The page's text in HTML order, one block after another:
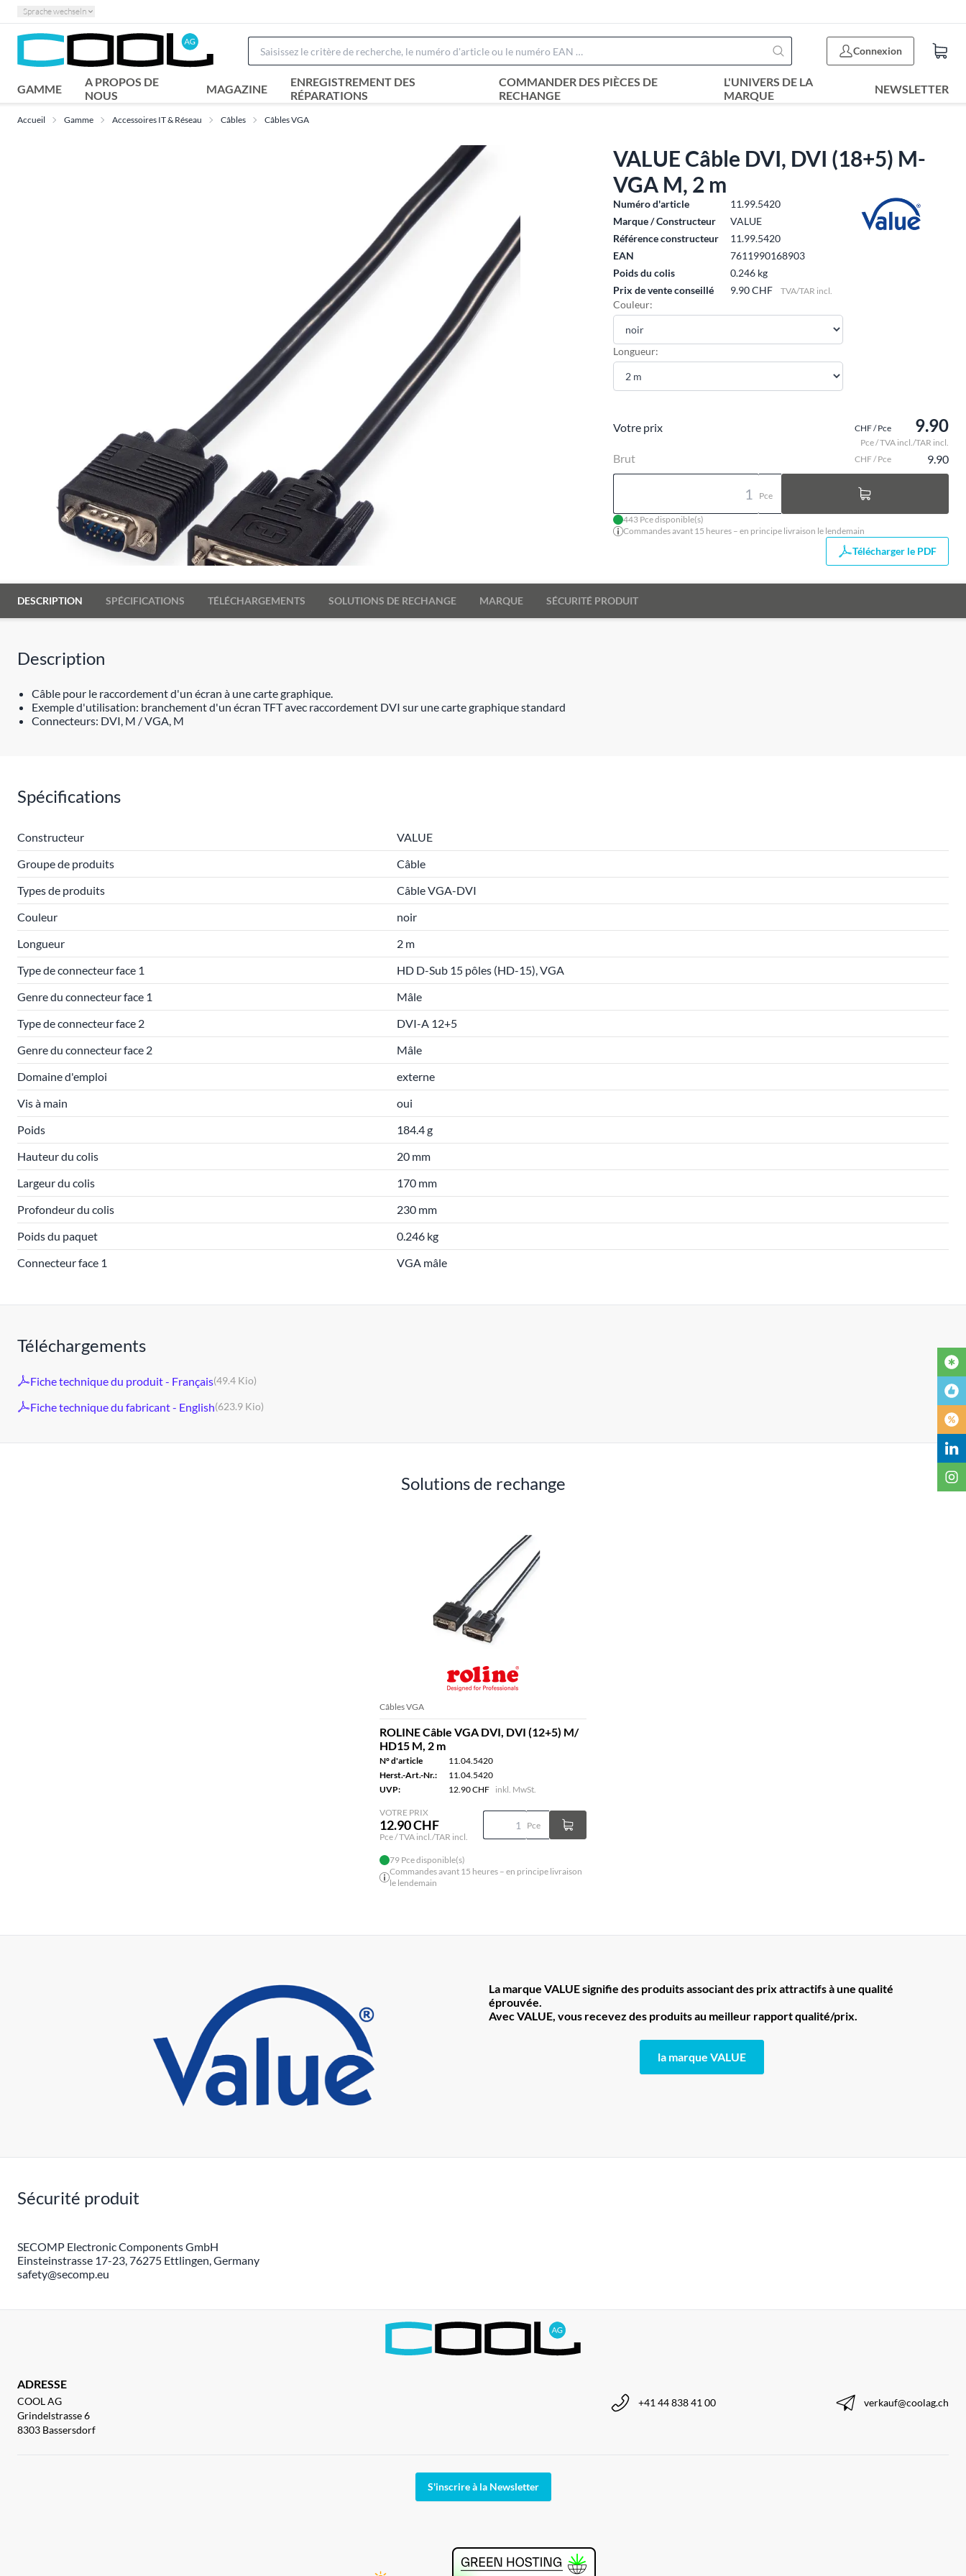
Sprache wechseln
Connexion
GAMME
A PROPOS DE
NOUS
MAGAZINE
ENREGISTREMENT DES
RÉPARATIONS
COMMANDER DES PIÈCES DE
RECHANGE
L'UNIVERS DE LA
MARQUE
NEWSLETTER
Accueil Gamme Accessoires IT & Réseau Câbles Câbles VGA
VALUE Câble DVI, DVI (18+5) M-
VGA M, 2 m
Numéro d'article
11.99.5420
Marque / Constructeur
VALUE
Référence constructeur
11.99.5420
EAN
7611990168903
Poids du colis
0.246 kg
Prix de vente conseillé
9.90 CHF TVA/TAR incl.
Couleur:
Longueur:
Votre prix CHF / Pce 9.90
Pce / TVA incl./TAR incl.
Brut CHF / Pce 9.90
Pce
443 Pce disponible(s)
Commandes avant 15 heures – en principe livraison le lendemain
Télécharger le PDF
DESCRIPTION SPÉCIFICATIONS TÉLÉCHARGEMENTS SOLUTIONS DE RECHANGE MARQUE SÉCURITÉ PRODUIT
Description
Câble pour le raccordement d'un écran à une carte graphique.
Exemple d'utilisation: branchement d'un écran TFT avec raccordement DVI sur une carte graphique standard
Connecteurs: DVI, M / VGA, M
Spécifications
Constructeur
VALUE
Groupe de produits
Câble
Types de produits
Câble VGA-DVI
Couleur
noir
Longueur
2 m
Type de connecteur face 1
HD D-Sub 15 pôles (HD-15), VGA
Genre du connecteur face 1
Mâle
Type de connecteur face 2
DVI-A 12+5
Genre du connecteur face 2
Mâle
Domaine d'emploi
externe
Vis à main
oui
Poids
184.4 g
Hauteur du colis
20 mm
Largeur du colis
170 mm
Profondeur du colis
230 mm
Poids du paquet
0.246 kg
Connecteur face 1
VGA mâle
Téléchargements
Fiche technique du produit - Français(49.4 Kio)
Fiche technique du fabricant - English(623.9 Kio)
Solutions de rechange
Câbles VGA
ROLINE Câble VGA DVI, DVI (12+5) M/
HD15 M, 2 m
N° d'article
11.04.5420
Herst.-Art.-Nr.:
11.04.5420
UVP:
12.90 CHF inkl. MwSt.
VOTRE PRIX
12.90 CHF
Pce / TVA incl./TAR incl.
Pce
79 Pce disponible(s)
Commandes avant 15 heures – en principe livraison
le lendemain
La marque VALUE signifie des produits associant des prix attractifs à une qualité
éprouvée.
Avec VALUE, vous recevez des produits au meilleur rapport qualité/prix.
la marque VALUE
Sécurité produit
SECOMP Electronic Components GmbH
Einsteinstrasse 17-23, 76275 Ettlingen, Germany
safety@secomp.eu
ADRESSE
COOL AG
Grindelstrasse 6
8303 Bassersdorf
+41 44 838 41 00 verkauf@coolag.ch
S'inscrire à la Newsletter